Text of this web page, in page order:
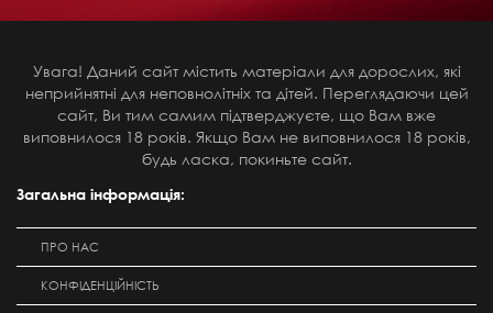
Увага! Даний сайт містить матеріали для дорослих, які
неприйнятні для неповнолітніх та дітей. Переглядаючи цей
сайт, Ви тим самим підтверджуєте, що Вам вже
виповнилося 18 років. Якщо Вам не виповнилося 18 років,
будь ласка, покиньте сайт.
Загальна інформація:
ПРО НАС
КОНФІДЕНЦІЙНІСТЬ